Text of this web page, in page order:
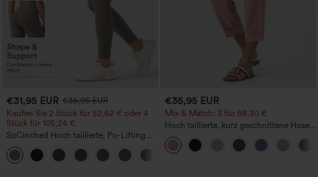
€31,95 EUR €35,95 EUR
Kaufen Sie 2 Stück für 52,62 € oder 4
Stück für 105,24 €.
SoCinched Hoch taillierte, Po-Lifting
7/8-Trainingsleggings mit
Bauchkontrolle und Seitentaschen
€35,95 EUR
Mix & Match: 3 für 88,30 €
Hoch taillierte, kurz geschnittene Hose
mit Reißverschlusstasche in Leinenoptik